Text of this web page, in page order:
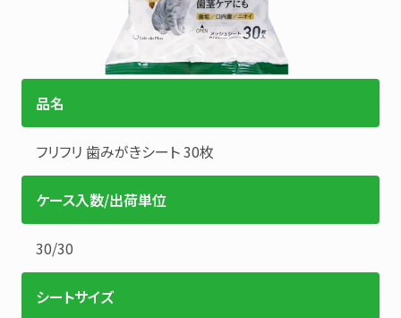
品名
フリフリ 歯みがきシート30枚
ケース入数/出荷単位
30/30
シートサイズ